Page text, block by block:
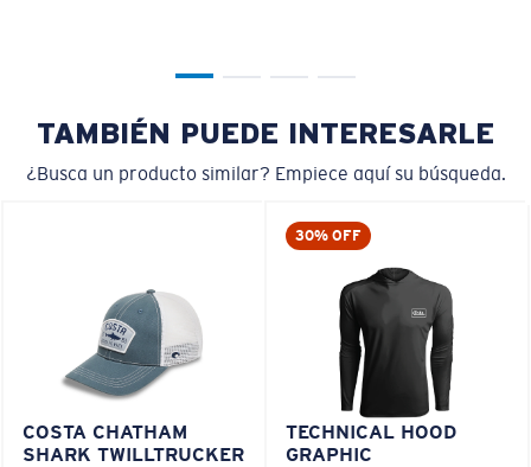
TAMBIÉN PUEDE INTERESARLE
¿Busca un producto similar? Empiece aquí su búsqueda.
COSTA CHATHAM
SHARK TWILLTRUCKER
30% OFF
TECHNICAL HOOD
GRAPHIC